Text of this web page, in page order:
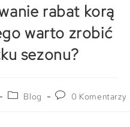
rabat korą
warto zrobić
sezonu?
Blog 0 Komentarzy